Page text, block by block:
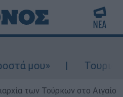
μου»
των Τούρκων στο Αιγαίο